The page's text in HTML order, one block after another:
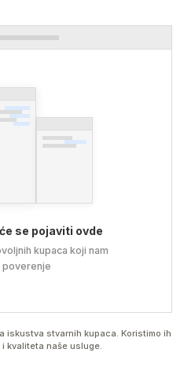
se pojaviti ovde
kupaca koji nam
poverenje
iskustva stvarnih kupaca. Koristimo ih
kvaliteta naše usluge.